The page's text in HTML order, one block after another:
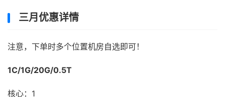
三月优惠详情
注意，下单时多个位置机房自选即可！
1C/1G/20G/0.5T
核心：1